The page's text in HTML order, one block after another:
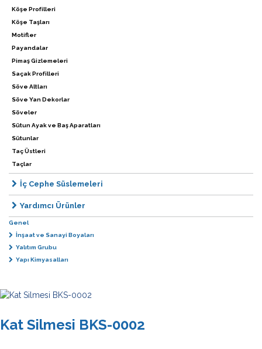
Köşe Profilleri
Köşe Taşları
Motifler
Payandalar
Pimaş Gizlemeleri
Saçak Profilleri
Söve Altları
Söve Yan Dekorlar
Söveler
Sütun Ayak ve Baş Aparatları
Sütunlar
Taç Üstleri
Taçlar
İç Cephe Süslemeleri
Yardımcı Ürünler
Genel
İnşaat ve Sanayi Boyaları
Yalıtım Grubu
Yapı Kimyasalları
Kat Silmesi BKS-0002